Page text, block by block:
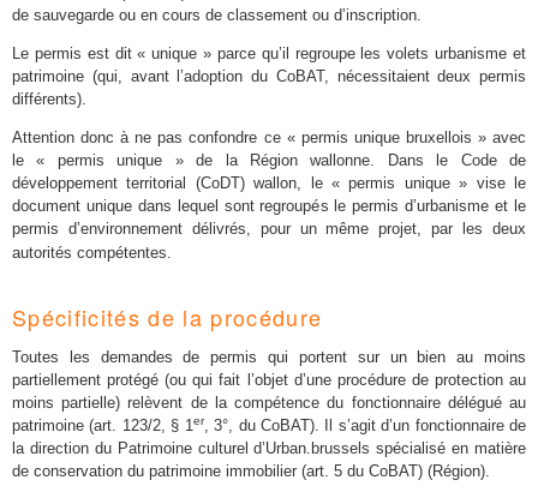
de sauvegarde ou en cours de classement ou d’inscription.
Le permis est dit « unique » parce qu’il regroupe les volets urbanisme et
patrimoine (qui, avant l’adoption du CoBAT, nécessitaient deux permis
différents).
Attention donc à ne pas confondre ce « permis unique bruxellois » avec
le « permis unique » de la Région wallonne. Dans le Code de
développement territorial (CoDT) wallon, le « permis unique » vise le
document unique dans lequel sont regroupés le permis d’urbanisme et le
permis d’environnement délivrés, pour un même projet, par les deux
autorités compétentes
Spécificités de la procédure
Toutes les demandes de permis qui portent sur un bien au moins
partiellement protégé (ou qui fait l’objet d’une procédure de protection au
moins partielle) relèvent de la compétence du fonctionnaire délégué au
patrimoine (art. 123/2, § 1er, 3°, du CoBAT). Il s’agit d’un fonctionnaire de
la direction du Patrimoine culturel d’Urban.brussels spécialisé en matière
de conservation du patrimoine immobilier (art. 5 du CoBAT) (Région).